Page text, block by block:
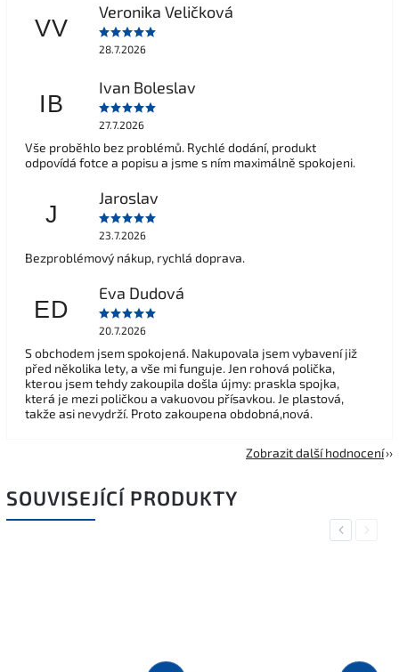
VV
Veronika Veličková
28.7.2026
IB
Ivan Boleslav
27.7.2026
Vše proběhlo bez problémů. Rychlé dodání, produkt
odpovídá fotce a popisu a jsme s ním maximálně spokojeni.
J
Jaroslav
23.7.2026
Bezproblémový nákup, rychlá doprava.
ED
Eva Dudová
20.7.2026
S obchodem jsem spokojená. Nakupovala jsem vybavení již
před několika lety, a vše mi funguje. Jen rohová polička,
kterou jsem tehdy zakoupila došla újmy: praskla spojka,
která je mezi poličkou a vakuovou přísavkou. Je plastová,
takže asi nevydrží. Proto zakoupena obdobná,nová.
Zobrazit další hodnocení
SOUVISEJÍCÍ PRODUKTY
PreviousNext